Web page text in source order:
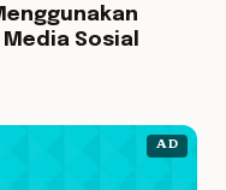
Sosial
AD